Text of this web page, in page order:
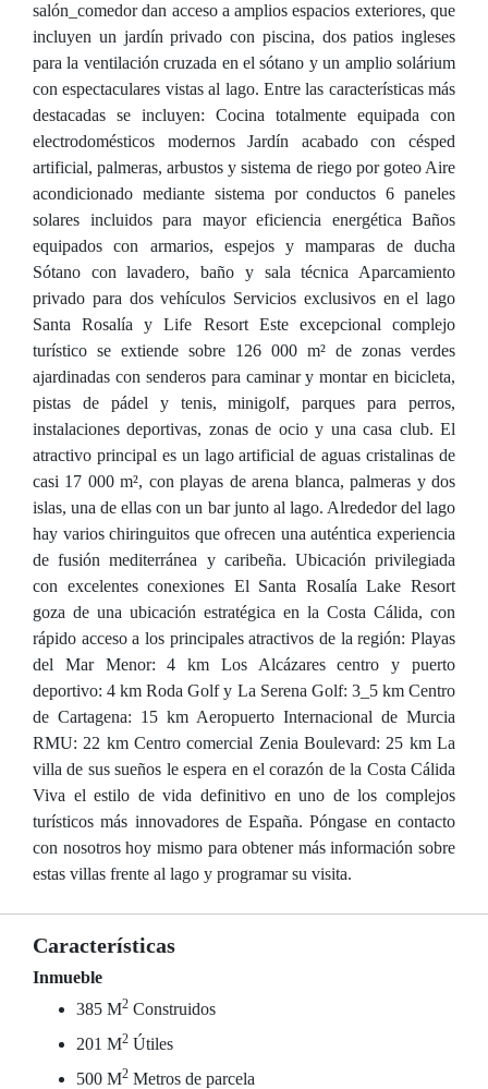
salón_comedor dan acceso a amplios espacios exteriores, que
incluyen un jardín privado con piscina, dos patios ingleses
para la ventilación cruzada en el sótano y un amplio solárium
con espectaculares vistas al lago. Entre las características más
destacadas se incluyen: Cocina totalmente equipada con
electrodomésticos modernos Jardín acabado con césped
artificial, palmeras, arbustos y sistema de riego por goteo Aire
acondicionado mediante sistema por conductos 6 paneles
solares incluidos para mayor eficiencia energética Baños
equipados con armarios, espejos y mamparas de ducha
Sótano con lavadero, baño y sala técnica Aparcamiento
privado para dos vehículos Servicios exclusivos en el lago
Santa Rosalía y Life Resort Este excepcional complejo
turístico se extiende sobre 126 000 m² de zonas verdes
ajardinadas con senderos para caminar y montar en bicicleta,
pistas de pádel y tenis, minigolf, parques para perros,
instalaciones deportivas, zonas de ocio y una casa club. El
atractivo principal es un lago artificial de aguas cristalinas de
casi 17 000 m², con playas de arena blanca, palmeras y dos
islas, una de ellas con un bar junto al lago. Alrededor del lago
hay varios chiringuitos que ofrecen una auténtica experiencia
de fusión mediterránea y caribeña. Ubicación privilegiada
con excelentes conexiones El Santa Rosalía Lake Resort
goza de una ubicación estratégica en la Costa Cálida, con
rápido acceso a los principales atractivos de la región: Playas
del Mar Menor: 4 km Los Alcázares centro y puerto
deportivo: 4 km Roda Golf y La Serena Golf: 3_5 km Centro
de Cartagena: 15 km Aeropuerto Internacional de Murcia
RMU: 22 km Centro comercial Zenia Boulevard: 25 km La
villa de sus sueños le espera en el corazón de la Costa Cálida
Viva el estilo de vida definitivo en uno de los complejos
turísticos más innovadores de España. Póngase en contacto
con nosotros hoy mismo para obtener más información sobre
estas villas frente al lago y programar su visita.
Características
Inmueble
385 M2 Construidos
201 M2 Útiles
500 M2 Metros de parcela